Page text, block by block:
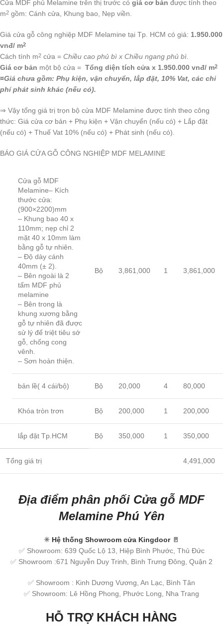
Cửa MDF phủ Melamine trên thị trước có giá cơ bản được tính theo
m2 gồm: Cánh cửa, Khung bao, Nẹp viền.
Giá cửa gỗ công nghiệp MDF Melamine tại Tp. HCM có giá: 1.950.000
vnđ/ m2
Cách tính m2 cửa = Chiều cao phủ bì x Chiều ngang phủ bì.
Giá cơ bản một bộ cửa = Tổng diện tích cửa x 1.950.000 vnđ/ m2
¤Giá chưa gồm: Phụ kiện, vận chuyển, lắp đặt, 10% Vat, các chi
phí phát sinh khác (nếu có).
⇒ Vậy tổng giá trị trọn bộ cửa MDF Melamine được tính theo công
thức: Giá cửa cơ bản + Phụ kiện + Vận chuyển (nếu có) + Lắp đặt
(nếu có) + Thuế Vat 10% (nếu có) + Phát sinh (nếu có).
BÁO GIÁ CỬA GỖ CÔNG NGHIỆP MDF MELAMINE
Cửa gỗ MDF
Melamine– Kích
thước cửa:
(900×2200)mm
– Khung bao 40 x
110mm; nẹp chỉ 2
mặt 40 x 10mm làm
bằng gỗ tự nhiên.
– Độ dày cánh
40mm (± 2).
– Bên ngoài là 2
tấm MDF phủ
melamine
– Bên trong là
khung xương bằng
gỗ tự nhiên đã được
sử lý để triệt tiêu sớ
gỗ, chống cong
vênh.
– Sơn hoàn thiện.
Bộ 3,861,000 1 3,861,000
bản lề( 4 cái/bộ) Bộ 20,000 4 80,000
Khóa tròn trơn Bộ 200,000 1 200,000
lắp đặt Tp.HCM Bộ 350,000 1 350,000
Tổng giá trị 4,491,000
Địa điểm phân phối Cửa gỗ MDF
Melamine Phú Yên
✳ Hệ thống Showroom cửa Kingdoor🚪
✅ Showroom: 639 Quốc Lộ 13, Hiệp Bình Phước, Thủ Đức
✅ Showroom :671 Nguyễn Duy Trinh, Bình Trưng Đông, Quận 2
✅ Showroom : Kinh Dương Vương, An Lạc, Bình Tân
✅ Showroom: Lê Hồng Phong, Phước Long, Nha Trang
HỖ TRỢ KHÁCH HÀNG